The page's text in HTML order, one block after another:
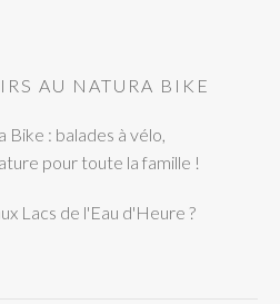
AU NATURA BIKE
Bike : balades à vélo,
pour toute la famille !
Lacs de l'Eau d'Heure ?